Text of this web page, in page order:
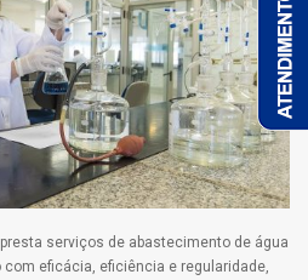
serviços de abastecimento de água
eficácia, eficiência e regularidade,